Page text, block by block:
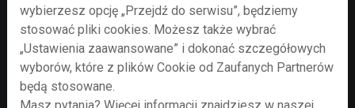
wybierzesz opcję „Przejdź do serwisu”, będziemy
stosować pliki cookies. Możesz także wybrać
„Ustawienia zaawansowane” i dokonać szczegółowych
wyborów, które z plików Cookie od Zaufanych Partnerów
będą stosowane.